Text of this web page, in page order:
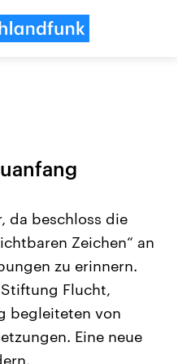
aus
Aktuelle Beiträge,
Hintergründe
Wirtschaftlich und
gehören die Vereinigten
den mächtigsten Ländern
da beschloss die
Zeichen“ an
zu erinnern.
Flucht,
begleiteten von
Eine neue